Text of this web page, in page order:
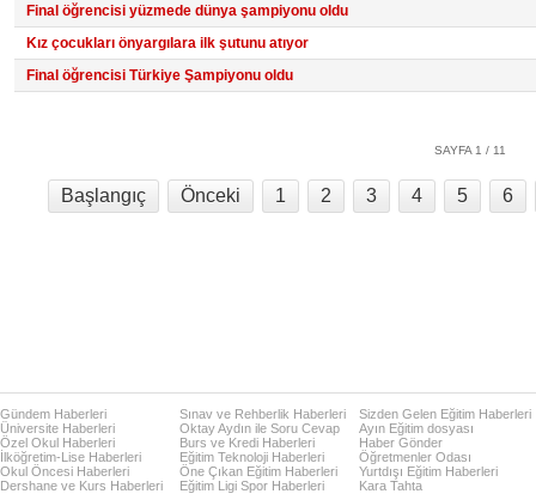
Final öğrencisi yüzmede dünya şampiyonu oldu
Kız çocukları önyargılara ilk şutunu atıyor
Final öğrencisi Türkiye Şampiyonu oldu
SAYFA 1 / 11
Başlangıç Önceki 1 2 3 4 5 6
Gündem Haberleri
Üniversite Haberleri
Özel Okul Haberleri
İlköğretim-Lise Haberleri
Okul Öncesi Haberleri
Dershane ve Kurs Haberleri
Sınav ve Rehberlik Haberleri
Oktay Aydın ile Soru Cevap
Burs ve Kredi Haberleri
Eğitim Teknoloji Haberleri
Öne Çıkan Eğitim Haberleri
Eğitim Ligi Spor Haberleri
Sizden Gelen Eğitim Haberleri
Ayın Eğitim dosyası
Haber Gönder
Öğretmenler Odası
Yurtdışı Eğitim Haberleri
Kara Tahta